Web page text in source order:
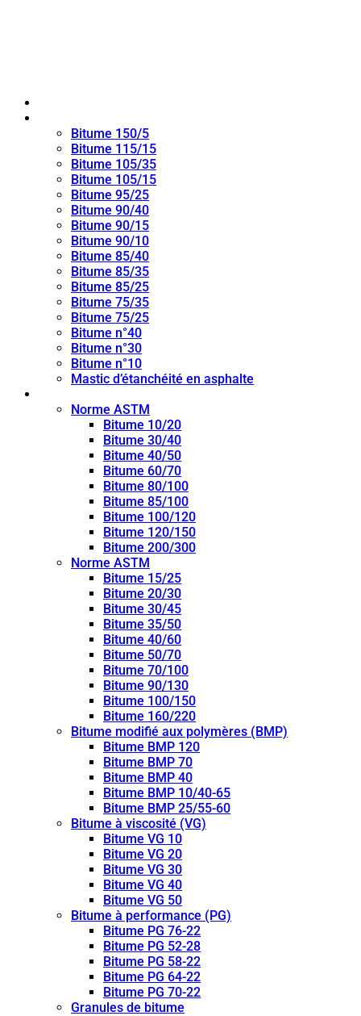
Bitume 150/5
Bitume 115/15
Bitume 105/35
Bitume 105/15
Bitume 95/25
Bitume 90/40
Bitume 90/15
Bitume 90/10
Bitume 85/40
Bitume 85/35
Bitume 85/25
Bitume 75/35
Bitume 75/25
Bitume n°40
Bitume n°30
Bitume n°10
Mastic d’étanchéité en asphalte
Norme ASTM
Bitume 10/20
Bitume 30/40
Bitume 40/50
Bitume 60/70
Bitume 80/100
Bitume 85/100
Bitume 100/120
Bitume 120/150
Bitume 200/300
Norme ASTM
Bitume 15/25
Bitume 20/30
Bitume 30/45
Bitume 35/50
Bitume 40/60
Bitume 50/70
Bitume 70/100
Bitume 90/130
Bitume 100/150
Bitume 160/220
Bitume modifié aux polymères (BMP)
Bitume BMP 120
Bitume BMP 70
Bitume BMP 40
Bitume BMP 10/40-65
Bitume BMP 25/55-60
Bitume à viscosité (VG)
Bitume VG 10
Bitume VG 20
Bitume VG 30
Bitume VG 40
Bitume VG 50
Bitume à performance (PG)
Bitume PG 76-22
Bitume PG 52-28
Bitume PG 58-22
Bitume PG 64-22
Bitume PG 70-22
Granules de bitume